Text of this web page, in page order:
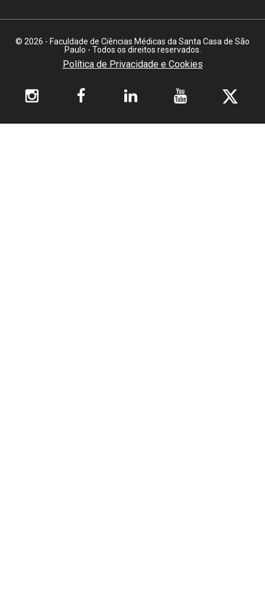
© 2026 - Faculdade de Ciências Médicas da Santa Casa de São
Paulo - Todos os direitos reservados.
Política de Privacidade e Cookies